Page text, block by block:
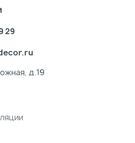
29
д.19